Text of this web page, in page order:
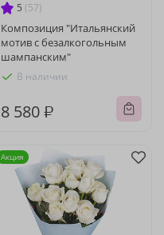
5 (57)
Композиция "Итальянский
мотив с безалкогольным
шампанским"
В наличии
8 580 ₽
Акция